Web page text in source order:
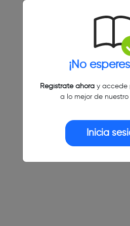
¡No
Regístrate ahoray accede
a lo mejor de
Inicia